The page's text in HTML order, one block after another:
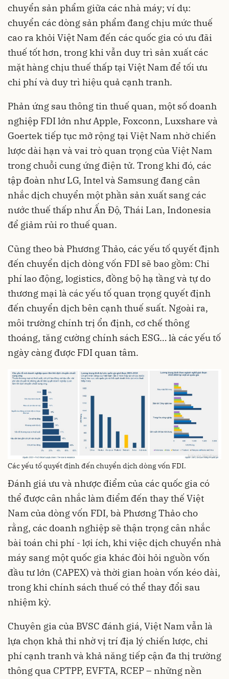
chuyển sản phẩm giữa các nhà máy; ví dụ:
chuyển các dòng sản phẩm đang chịu mức thuế
cao ra khỏi Việt Nam đến các quốc gia có ưu đãi
thuế tốt hơn, trong khi vẫn duy trì sản xuất các
mặt hàng chịu thuế thấp tại Việt Nam để tối ưu
chi phí và duy trì hiệu quả cạnh tranh.
Phản ứng sau thông tin thuế quan, một số doanh
nghiệp FDI lớn như Apple, Foxconn, Luxshare và
Goertek tiếp tục mở rộng tại Việt Nam nhờ chiến
lược dài hạn và vai trò quan trọng của Việt Nam
trong chuỗi cung ứng điện tử. Trong khi đó, các
tập đoàn như LG, Intel và Samsung đang cân
nhắc dịch chuyển một phần sản xuất sang các
nước thuế thấp như Ấn Độ, Thái Lan, Indonesia
để giảm rủi ro thuế quan.
Cũng theo bà Phương Thảo, các yếu tố quyết định
đến chuyển dịch dòng vốn FDI sẽ bao gồm: Chi
phí lao động, logistics, đồng bộ hạ tầng và tự do
thương mại là các yếu tố quan trọng quyết định
đến chuyển dịch bên cạnh thuế suất. Ngoài ra,
môi trường chính trị ổn định, cơ chế thông
thoáng, tăng cường chính sách ESG… là các yếu tố
ngày càng được FDI quan tâm.
Các yếu tố quyết định đến chuyển dịch dòng vốn FDI.
Đánh giá ưu và nhược điểm của các quốc gia có
thể được cân nhắc làm điểm đến thay thế Việt
Nam của dòng vốn FDI, bà Phương Thảo cho
rằng, các doanh nghiệp sẽ thận trọng cân nhắc
bài toán chi phí - lợi ích, khi việc dịch chuyển nhà
máy sang một quốc gia khác đòi hỏi nguồn vốn
đầu tư lớn (CAPEX) và thời gian hoàn vốn kéo dài,
trong khi chính sách thuế có thể thay đổi sau
nhiệm kỳ.
Chuyên gia của BVSC đánh giá, Việt Nam vẫn là
lựa chọn khả thi nhờ vị trí địa lý chiến lược, chi
phí cạnh tranh và khả năng tiếp cận đa thị trường
thông qua CPTPP, EVFTA, RCEP – những nền